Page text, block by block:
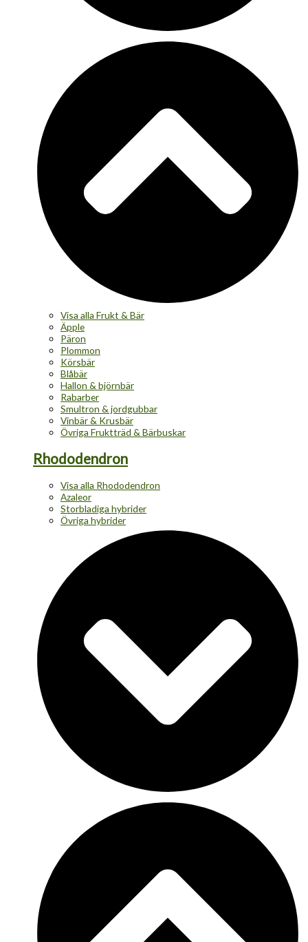
Visa alla Frukt & Bär
Äpple
Päron
Plommon
Körsbär
Blåbär
Hallon & björnbär
Rabarber
Smultron & jordgubbar
Vinbär & Krusbär
Övriga Fruktträd & Bärbuskar
Rhododendron
Visa alla Rhododendron
Azaleor
Storbladiga hybrider
Övriga hybrider